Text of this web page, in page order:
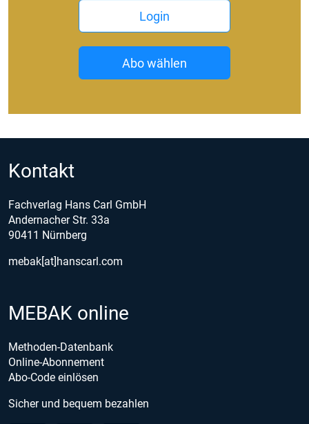
Login
Abo wählen
Kontakt
Fachverlag Hans Carl GmbH
Andernacher Str. 33a
90411 Nürnberg
mebak[at]hanscarl.com
MEBAK online
Methoden-Datenbank
Online-Abonnement
Abo-Code einlösen
Sicher und bequem bezahlen